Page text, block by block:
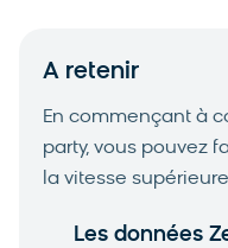
A retenir
En commençant à
party, vous pouvez
la vitesse
Les données